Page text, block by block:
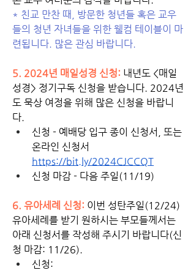
* 친교 만찬 때, 방문한 청년들 혹은 교우
들의 청년 자녀들을 위한 웰컴 테이블이 마
련됩니다. 많은 관심 바랍니다.
5. 2024년 매일성경 신청: 내년도 <매일
성경> 정기구독 신청을 받습니다. 2024년
도 묵상 여정을 위해 많은 신청을 바랍니
다.
신청 - 예배당 입구 종이 신청서, 또는
https://bit.ly/2024CJCCQT
신청 마감 - 다음 주일(11/19)
6. 유아세례 신청: 이번 성탄주일(12/24)
유아세례를 받기 원하시는 부모들께서는
아래 신청서를 작성해 주시기 바랍니다(신
청 마감: 11/26).